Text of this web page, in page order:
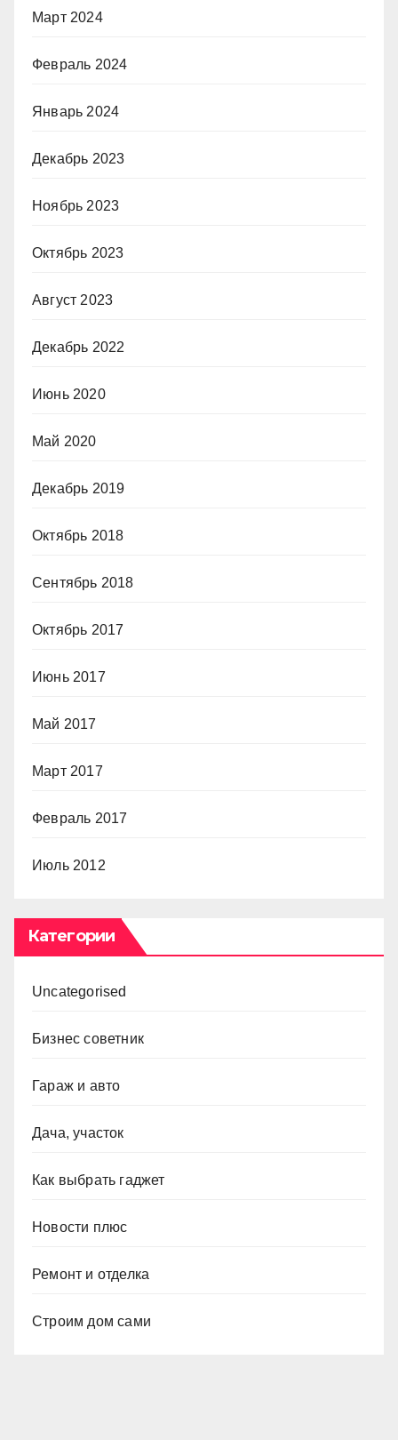
Март 2024
Февраль 2024
Январь 2024
Декабрь 2023
Ноябрь 2023
Октябрь 2023
Август 2023
Декабрь 2022
Июнь 2020
Май 2020
Декабрь 2019
Октябрь 2018
Сентябрь 2018
Октябрь 2017
Июнь 2017
Май 2017
Март 2017
Февраль 2017
Июль 2012
Категории
Uncategorised
Бизнес советник
Гараж и авто
Дача, участок
Как выбрать гаджет
Новости плюс
Ремонт и отделка
Строим дом сами